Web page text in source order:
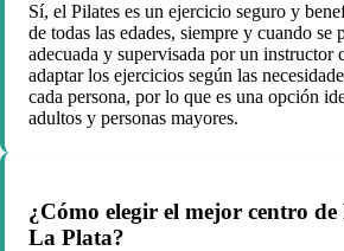
Sí, el Pilates es un ejercicio seguro y
de todas las edades, siempre y cuando se
adecuada y supervisada por un instructor
adaptar los ejercicios según las
cada persona, por lo que es una opción
adultos y personas mayores.
¿Cómo elegir el mejor centro de
La Plata?